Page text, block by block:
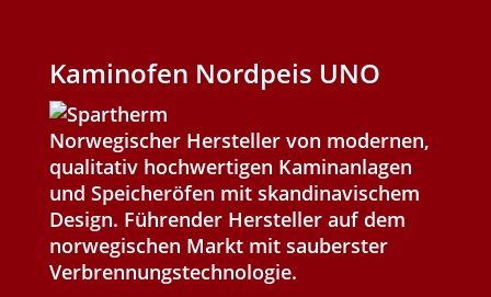
Kaminofen Nordpeis UNO
Norwegischer Hersteller von modernen,
qualitativ hochwertigen Kaminanlagen
und Speicheröfen mit skandinavischem
Design. Führender Hersteller auf dem
norwegischen Markt mit sauberster
Verbrennungstechnologie.